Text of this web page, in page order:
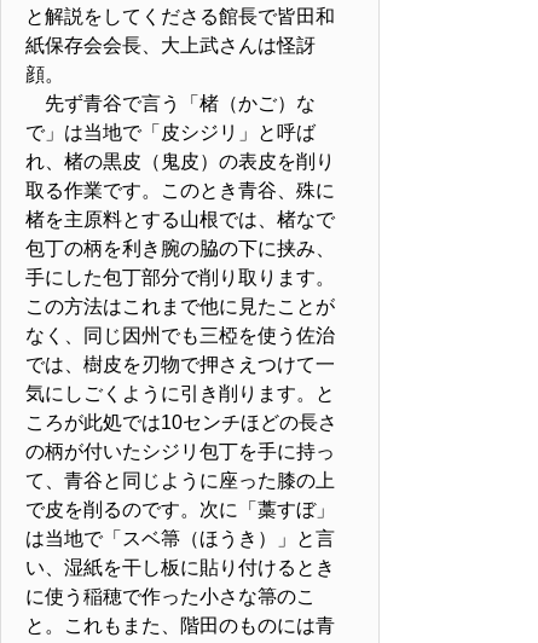
と解説をしてくださる館長で皆田和
紙保存会会長、大上武さんは怪訝
顔。
先ず青谷で言う「楮（かご）な
で」は当地で「皮シジリ」と呼ば
れ、楮の黒皮（鬼皮）の表皮を削り
取る作業です。このとき青谷、殊に
楮を主原料とする山根では、楮なで
包丁の柄を利き腕の脇の下に挟み、
手にした包丁部分で削り取ります。
この方法はこれまで他に見たことが
なく、同じ因州でも三椏を使う佐治
では、樹皮を刃物で押さえつけて一
気にしごくように引き削ります。と
ころが此処では10センチほどの長さ
の柄が付いたシジリ包丁を手に持っ
て、青谷と同じように座った膝の上
で皮を削るのです。次に「藁すぼ」
は当地で「スベ箒（ほうき）」と言
い、湿紙を干し板に貼り付けるとき
に使う稲穂で作った小さな箒のこ
と。これもまた、階田のものには青